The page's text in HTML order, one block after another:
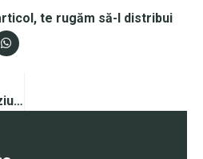
te rugăm să-l distribui
Spațiul redefinit prin viziune și căutarea constantă a ineditului. Interviu cu arhitect Mihail Neagu, managing partner Inedit.works